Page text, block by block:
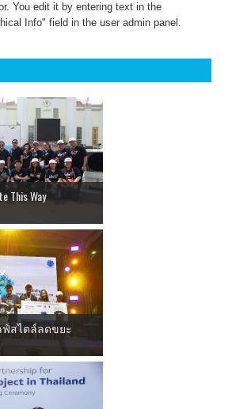
You edit it by entering text in the
Info" field in the user admin panel.
This Way
ฟ์สไตล์ลดขยะ